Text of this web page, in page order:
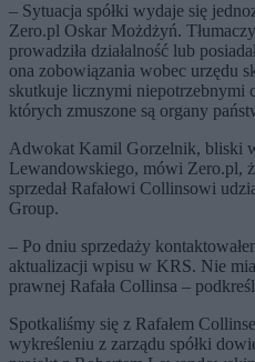
– Sytuacja spółki wydaje się
Zero.pl Oskar Możdżyń.
prowadziła działalność lub
ona zobowiązania wobec urzędu
skutkuje licznymi niepotrzebnymi
których zmuszone są organy
Adwokat Kamil Gorzelnik, bliski
Lewandowskiego, mówi Zero.pl,
sprzedał Rafałowi Collinsowi
Group.
– Po dniu sprzedaży
aktualizacji wpisu w KRS. Nie
prawnej Rafała Collinsa –
Spotkaliśmy się z Rafałem
wykreśleniu z zarządu spółki